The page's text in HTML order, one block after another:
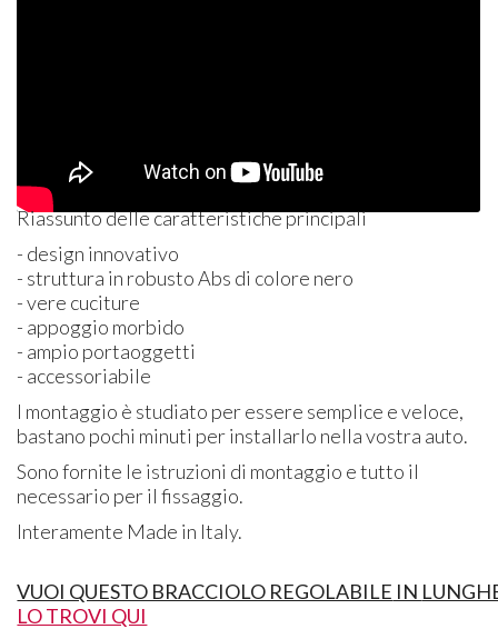
Riassunto delle caratteristiche principali
- design innovativo
- struttura in robusto Abs di colore nero
- vere cuciture
- appoggio morbido
- ampio portaoggetti
- accessoriabile
l montaggio è studiato per essere semplice e veloce,
bastano pochi minuti per installarlo nella vostra auto.
Sono fornite le istruzioni di montaggio e tutto il
necessario per il fissaggio.
Interamente Made in Italy.
VUOI QUESTO BRACCIOLO REGOLABILE IN
LO TROVI QUI